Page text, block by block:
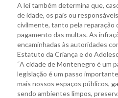
A lei também determina que,
de idade, os pais ou
civilmente, tanto pela reparação
pagamento das multas. As
encaminhadas às autoridades
Estatuto da Criança e do
“A cidade de Montenegro é um
legislação é um passo
mais nossos espaços públicos,
sendo ambientes limpos,